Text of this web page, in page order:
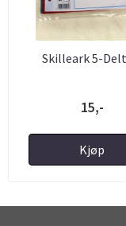
Skilleark 5-
15,-
Kjøp